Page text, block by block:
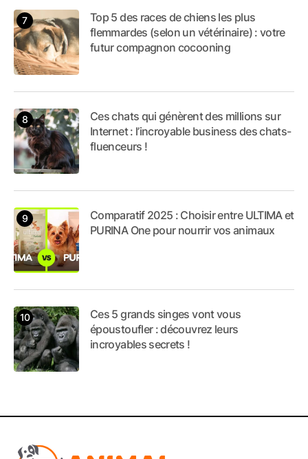
Top 5 des races de chiens les plus
flemmardes (selon un vétérinaire) : votre
futur compagnon cocooning
Ces chats qui génèrent des millions sur
Internet : l’incroyable business des chats-
fluenceurs !
Comparatif 2025 : Choisir entre ULTIMA et
PURINA One pour nourrir vos animaux
Ces 5 grands singes vont vous
époustoufler : découvrez leurs
incroyables secrets !